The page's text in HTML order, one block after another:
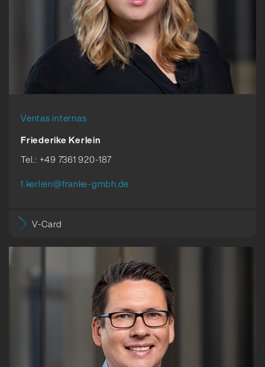
Ventas internas
Friederike Kerlein
Tel.: +49 7361 920-187
f.kerlein@franke-gmbh.de
V-Card